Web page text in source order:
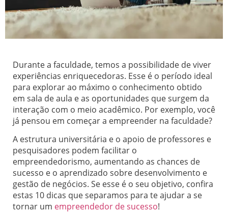
Durante a faculdade, temos a possibilidade de viver
experiências enriquecedoras. Esse é o período ideal
para explorar ao máximo o conhecimento obtido
em sala de aula e as oportunidades que surgem da
interação com o meio acadêmico. Por exemplo, você
já pensou em começar a empreender na faculdade?
A estrutura universitária e o apoio de professores e
pesquisadores podem facilitar o
empreendedorismo, aumentando as chances de
sucesso e o aprendizado sobre desenvolvimento e
gestão de negócios. Se esse é o seu objetivo, confira
estas 10 dicas que separamos para te ajudar a se
tornar um empreendedor de sucesso!